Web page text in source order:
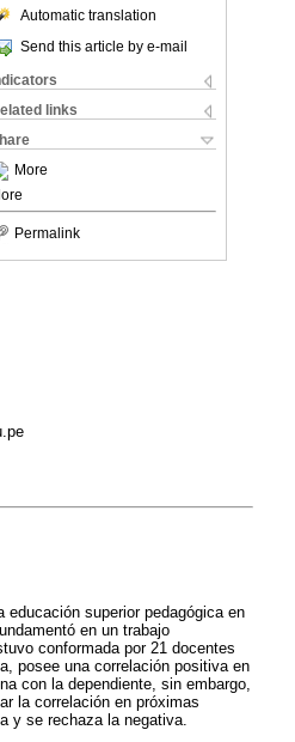
Automatic translation
Send this article by e-mail
links
More
Permalink
superior pedagógica en
en un trabajo
conformada por 21 docentes
posee una correlación positiva en
con la dependiente, sin embargo,
la correlación en próximas
y se rechaza la negativa.